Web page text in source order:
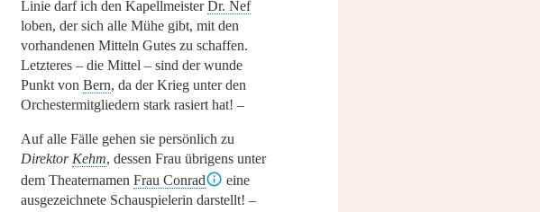
Linie darf ich den KapellmeisterDr. Nef
loben, der sich alle Mühe gibt, mit den
vorhandenen Mitteln Gutes zu schaffen.
Letzteres – die Mittel – sind der wunde
Punkt von Bern, da der Krieg unter den
Orchestermitgliedern stark rasiert hat! –
Auf alle Fälle gehen sie persönlich zu
Direktor Kehm, dessen Frau übrigens unter
dem Theaternamen Frau Conrad
eine
ausgezeichnete Schauspielerin darstellt! –